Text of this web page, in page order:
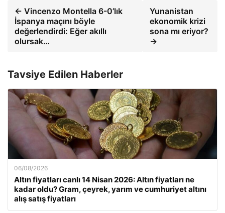
← Vincenzo Montella 6-0’lık
İspanya maçını böyle
değerlendirdi: Eğer akıllı
olursak…
Yunanistan
ekonomik krizi
sona mı eriyor?
→
Tavsiye Edilen Haberler
06/08/2026
Altın fiyatları canlı 14 Nisan 2026: Altın fiyatları ne
kadar oldu? Gram, çeyrek, yarım ve cumhuriyet altını
alış satış fiyatları